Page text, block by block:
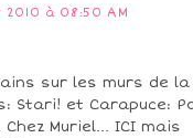
à 08:50 AM
sur les murs de la
Stari! et Carapuce:
Muriel... ICI mais